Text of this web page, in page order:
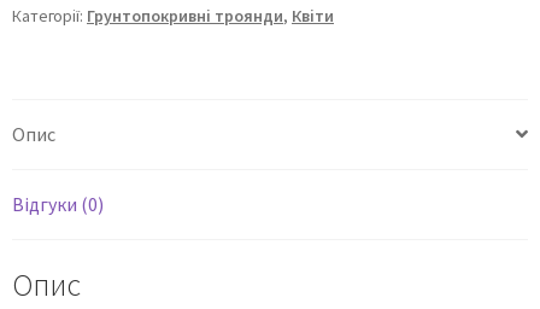
Категорії: Грунтопокривні троянди, Квіти
Опис
Відгуки (0)
Опис